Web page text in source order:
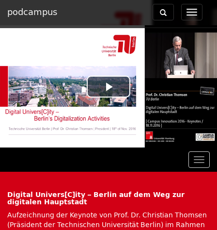
podcampus
Toggle
Toggle
navigation
Play
Video
Digital Univers[C]ity – Berlin auf dem Weg zur
digitalen Hauptstadt
Aufzeichnung der Keynote von Prof. Dr. Christian Thomsen
(Präsident der Technischen Universität Berlin) im Rahmen